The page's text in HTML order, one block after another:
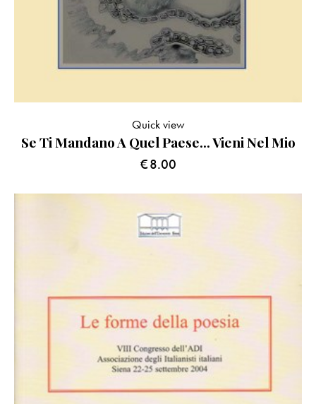
Se Ti Mandano A Quel Paese… Vieni Nel Mio
€8.00
Quick view